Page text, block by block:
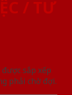
/ TƯ
sắp xếp
phải chờ đợi.